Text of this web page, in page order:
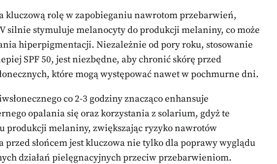
kluczową rolę w zapobieganiu nawrotom przebarwień,
silnie stymuluje melanocyty do produkcji melaniny, co może
hiperpigmentacji. Niezależnie od pory roku, stosowanie
SPF 50, jest niezbędne, aby chronić skórę przed
które mogą występować nawet w pochmurne dni.
co 2-3 godziny znacząco enhansuje
opalania się oraz korzystania z solarium, gdyż te
produkcji melaniny, zwiększając ryzyko nawrotów
słońcem jest kluczowa nie tylko dla poprawy wyglądu
działań pielęgnacyjnych przeciw przebarwieniom.